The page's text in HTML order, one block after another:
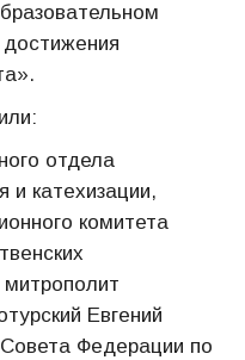
достижения
отдела
и катехизации,
комитета
Евгений
Федерации по